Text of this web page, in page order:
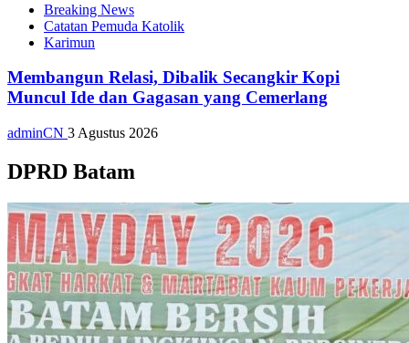
Breaking News
Catatan Pemuda Katolik
Karimun
Membangun Relasi, Dibalik Secangkir Kopi
Muncul Ide dan Gagasan yang Cemerlang
adminCN 3 Agustus 2026
DPRD Batam